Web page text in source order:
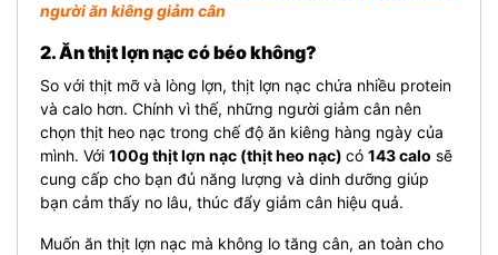
người ăn kiêng giảm cân
2. Ăn thịt lợn nạc có béo không?
So với thịt mỡ và lòng lợn, thịt lợn nạc chứa nhiều protein
và calo hơn. Chính vì thế, những người giảm cân nên
chọn thịt heo nạc trong chế độ ăn kiêng hàng ngày của
mình. Với 100g thịt lợn nạc (thịt heo nạc) có 143 calo sẽ
cung cấp cho bạn đủ năng lượng và dinh dưỡng giúp
bạn cảm thấy no lâu, thúc đẩy giảm cân hiệu quả.
Muốn ăn thịt lợn nạc mà không lo tăng cân, an toàn cho